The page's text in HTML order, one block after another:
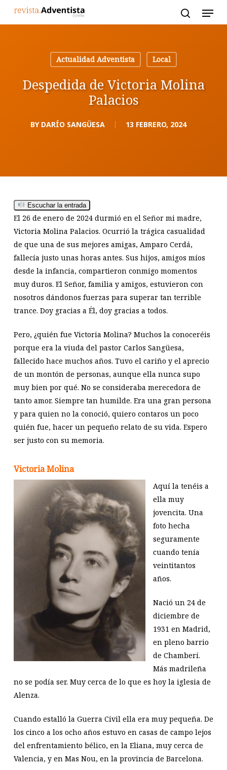
Actualidad Adventista
Local
Despedida de Victoria Molina
Palacios
BY DARÍO SANGÜESA 13 FEBRERO, 2024
Escuchar la entrada
El 26 de enero de 2024 durmió en el Señor mi madre,
Victoria Molina Palacios. Ocurrió la trágica casualidad
de que una de sus mejores amigas, Amparo Cerdá,
fallecía justo unas horas antes. Sus hijos, amigos míos
desde la infancia, compartieron conmigo momentos
muy duros. El Señor, familia y amigos, estuvieron con
nosotros dándonos fuerzas para superar tan terrible
trance. Doy gracias a Él, doy gracias a todos.
Pero, ¿quién fue Victoria Molina? Muchos la conoceréis
porque era la viuda del pastor Carlos Sangüesa,
fallecido hace muchos años. Tuvo el cariño y el aprecio
de un montón de personas, aunque ella nunca supo
muy bien por qué. No se consideraba merecedora de
tanto amor. Siempre tan humilde. Era una gran persona
y para quien no la conoció, quiero contaros un poco
quién fue, hacer un pequeño relato de su vida. Espero
ser justo con su memoria.
Victoria Molina
Aquí la tenéis a
ella muy
jovencita. Una
foto hecha
seguramente
cuando tenía
veintitantos
años.
Nació un 24 de
diciembre de
1931 en Madrid,
en pleno barrio
de Chamberí.
Más madrileña
no se podía ser. Muy cerca de lo que es hoy la iglesia de
Alenza.
Cuando estalló la Guerra Civil ella era muy pequeña. De
los cinco a los ocho años estuvo en casas de campo lejos
del enfrentamiento bélico, en la Eliana, muy cerca de
Valencia, y en Mas Nou, en la provincia de Barcelona.